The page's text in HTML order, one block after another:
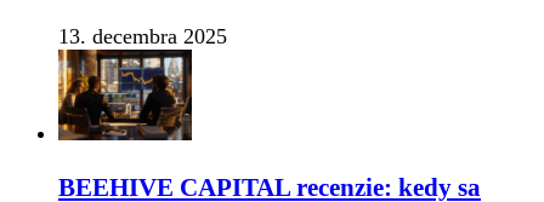
13. decembra 2025
BEEHIVE CAPITAL recenzie: kedy sa